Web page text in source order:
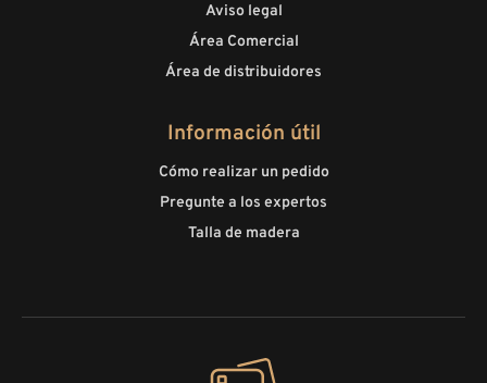
Aviso legal
Área Comercial
Área de distribuidores
Información útil
Cómo realizar un pedido
Pregunte a los expertos
Talla de madera